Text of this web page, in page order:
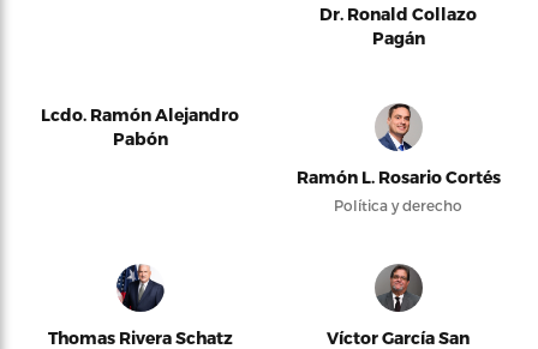
Dr. Ronald Collazo
Pagán
Lcdo. Ramón Alejandro
Pabón
Ramón L. Rosario Cortés
Política y derecho
Thomas Rivera Schatz
Víctor García San